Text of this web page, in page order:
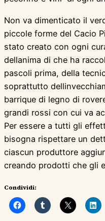
Non va dimenticato il
piccole forme del Cacio
stato creato con ogni
dellanima di che ha
pascoli prima, della
soprattutto
barrique di legno di
grandi rossi con cui va
Per essere a tutti gli
bisogna rispettare un
ciascun produttore
creando prodotti che gli
Condividi: